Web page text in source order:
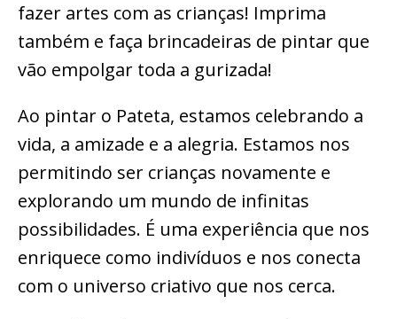
fazer artes com as crianças! Imprima
também e faça brincadeiras de pintar que
vão empolgar toda a gurizada!
Ao pintar o Pateta, estamos celebrando a
vida, a amizade e a alegria. Estamos nos
permitindo ser crianças novamente e
explorando um mundo de infinitas
possibilidades. É uma experiência que nos
enriquece como indivíduos e nos conecta
com o universo criativo que nos cerca.